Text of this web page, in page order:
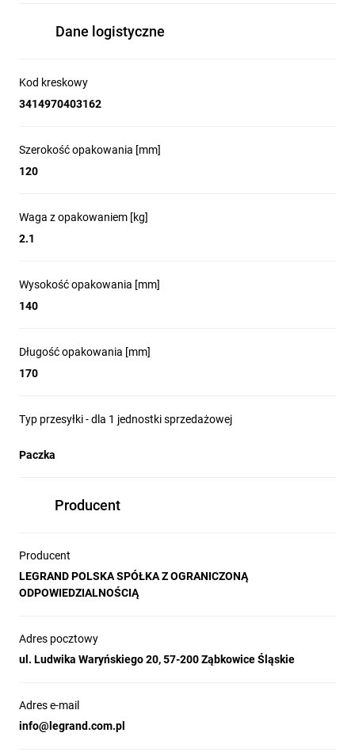
Dane logistyczne
Kod kreskowy
3414970403162
Szerokość opakowania [mm]
120
Waga z opakowaniem [kg]
2.1
Wysokość opakowania [mm]
140
Długość opakowania [mm]
170
Typ przesyłki - dla 1 jednostki sprzedażowej
Paczka
Producent
Producent
LEGRAND POLSKA SPÓŁKA Z OGRANICZONĄ
ODPOWIEDZIALNOŚCIĄ
Adres pocztowy
ul. Ludwika Waryńskiego 20, 57-200 Ząbkowice Śląskie
Adres e-mail
info@legrand.com.pl